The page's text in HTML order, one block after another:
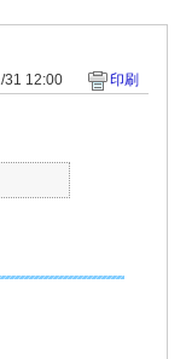
31 12:00 印刷